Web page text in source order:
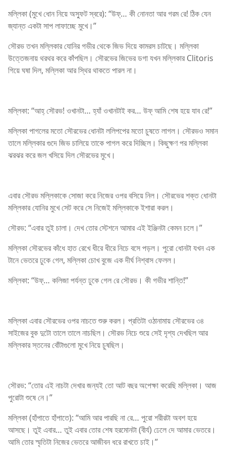
মল্লিকা (মুখে ধোন নিয়ে অস্ফুট স্বরে): “উফ্… কী নোনতা আর গরম রে! ঠিক যেন
জ্যান্ত একটা সাপ লাফাচ্ছে মুখে।”
সৌরভ তখন মল্লিকার যোনির গভীর থেকে জিভ দিয়ে কামরস চাটছে। মল্লিকা
উত্তেজনায় থরথর করে কাঁপছিল। সৌরভের জিভের ডগা যখন মল্লিকার Clitoris
গিয়ে ঘষা দিল, মল্লিকা আর স্থির থাকতে পারল না।
মল্লিকা: “আহ্ সৌরভ! ওখানটা… হ্যাঁ ওখানটাই কর… উফ্ আমি শেষ হয়ে যাব রে!”
মল্লিকা পাগলের মতো সৌরভের ধোনটা ললিপপের মতো চুষতে লাগল। সৌরভও সমান
তালে মল্লিকার গুদে জিভ চালিয়ে তাকে পাগল করে দিচ্ছিল। কিছুক্ষণ পর মল্লিকা
ঝরঝর করে জল খসিয়ে দিল সৌরভের মুখে।
এবার সৌরভ মল্লিকাকে সোজা করে নিজের ওপর বসিয়ে নিল। সৌরভের শক্ত ধোনটা
মল্লিকার যোনির মুখে সেট করে সে নিজেই মল্লিকাকে ইশারা করল।
সৌরভ: “এবার তুই চালা। দেখ তোর স্টেশনে আমার এই ইঞ্জিনটা কেমন চলে।”
মল্লিকা সৌরভের কাঁধে হাত রেখে ধীরে ধীরে নিচে বসে পড়ল। পুরো ধোনটা যখন এক
টানে ভেতরে ঢুকে গেল, মল্লিকা চোখ বুজে এক দীর্ঘ নিশ্বাস ফেলল।
মল্লিকা: “উফ্… কলিজা পর্যন্ত ঢুকে গেল রে সৌরভ। কী গভীর শান্তি!”
মল্লিকা এবার সৌরভের ওপর নাচতে শুরু করল। প্রতিটা ওঠানামায় সৌরভের ৩৪
সাইজের বুক দুটো তালে তালে নাচছিল। সৌরভ নিচে শুয়ে সেই দৃশ্য দেখছিল আর
মল্লিকার স্তনের বোঁটাগুলো মুখে নিয়ে চুষছিল।
সৌরভ: “তোর এই নাচটা দেখার জন্যই তো আট বছর অপেক্ষা করেছি মল্লিকা। আজ
পুরোটা শুষে নে।”
মল্লিকা (হাঁপাতে হাঁপাতে): “আমি আর পারছি না রে… পুরো শরীরটা অবশ হয়ে
আসছে। তুই এবার… তুই এবার তোর শেষ হরমোনটা (বীর্য) ঢেলে দে আমার ভেতরে।
আমি তোর স্মৃতিটা নিজের ভেতরে আজীবন ধরে রাখতে চাই।”